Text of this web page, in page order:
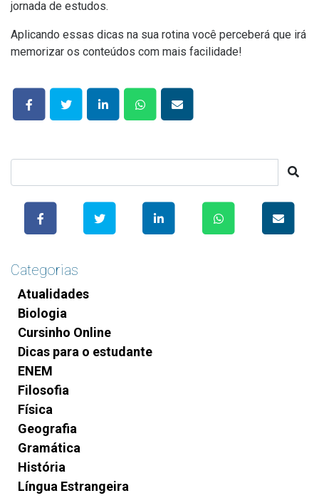
jornada de estudos.
Aplicando essas dicas na sua rotina você perceberá que irá
memorizar os conteúdos com mais facilidade!
Categorias
Atualidades
Biologia
Cursinho Online
Dicas para o estudante
ENEM
Filosofia
Física
Geografia
Gramática
História
Língua Estrangeira